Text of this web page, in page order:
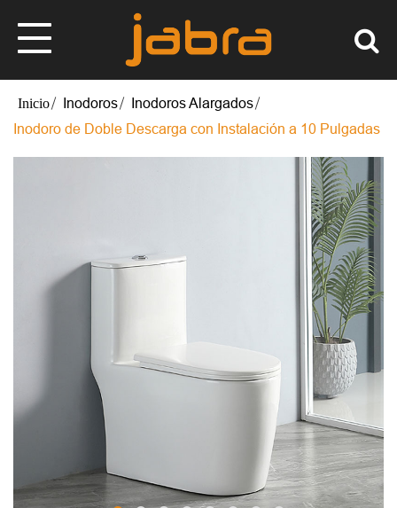
Inodoros
Inodoros Alargados
Inodoro de Doble Descarga con Instalación a 10 Pulgadas